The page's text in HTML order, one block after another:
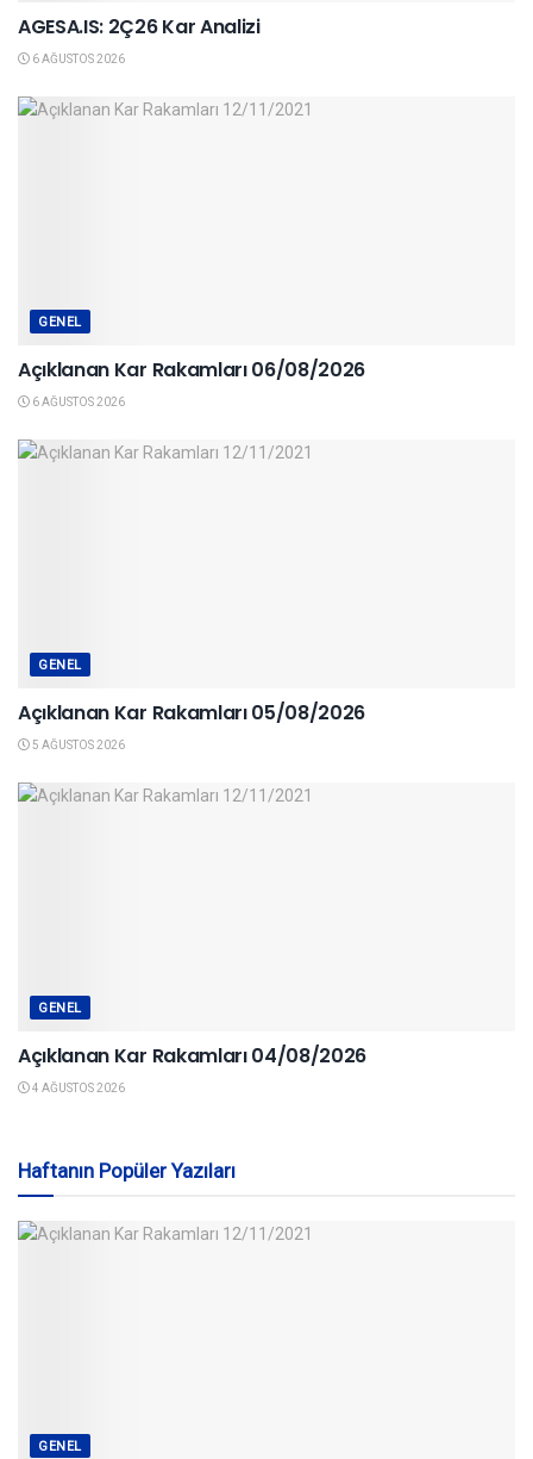
AGESA.IS: 2Ç26 Kar Analizi
6 AĞUSTOS 2026
GENEL
Açıklanan Kar Rakamları 06/08/2026
6 AĞUSTOS 2026
GENEL
Açıklanan Kar Rakamları 05/08/2026
5 AĞUSTOS 2026
GENEL
Açıklanan Kar Rakamları 04/08/2026
4 AĞUSTOS 2026
Haftanın Popüler Yazıları
GENEL